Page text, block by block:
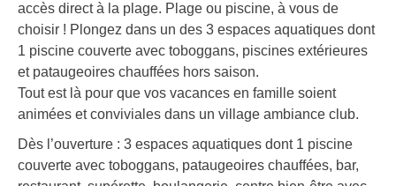
accès direct à la plage. Plage ou piscine, à vous de
choisir ! Plongez dans un des 3 espaces aquatiques dont
1 piscine couverte avec toboggans, piscines extérieures
et pataugeoires chauffées hors saison.
Tout est là pour que vos vacances en famille soient
animées et conviviales dans un village ambiance club.
Dès l’ouverture : 3 espaces aquatiques dont 1 piscine
couverte avec toboggans, pataugeoires chauffées, bar,